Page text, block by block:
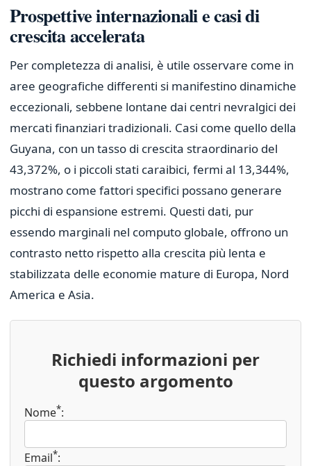
Prospettive internazionali e casi di
crescita accelerata
Per completezza di analisi, è utile osservare come in
aree geografiche differenti si manifestino dinamiche
eccezionali, sebbene lontane dai centri nevralgici dei
mercati finanziari tradizionali. Casi come quello della
Guyana, con un tasso di crescita straordinario del
43,372%, o i piccoli stati caraibici, fermi al 13,344%,
mostrano come fattori specifici possano generare
picchi di espansione estremi. Questi dati, pur
essendo marginali nel computo globale, offrono un
contrasto netto rispetto alla crescita più lenta e
stabilizzata delle economie mature di Europa, Nord
America e Asia.
Richiedi informazioni per
questo argomento
Nome*:
Email*: